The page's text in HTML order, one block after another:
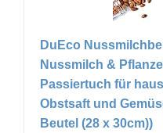
DuEco
Nussmilch &
Passiertuch für
Obstsaft und
Beutel (28 x 30cm))